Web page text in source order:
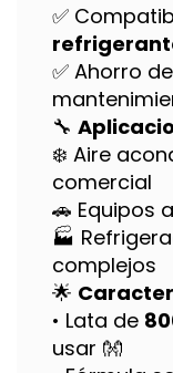
✅
✅ Ahorro
🔧
❄️ Aire
comercial
🚗 Equipos
🏭
complejos
🌟
• Lata de
usar 👐